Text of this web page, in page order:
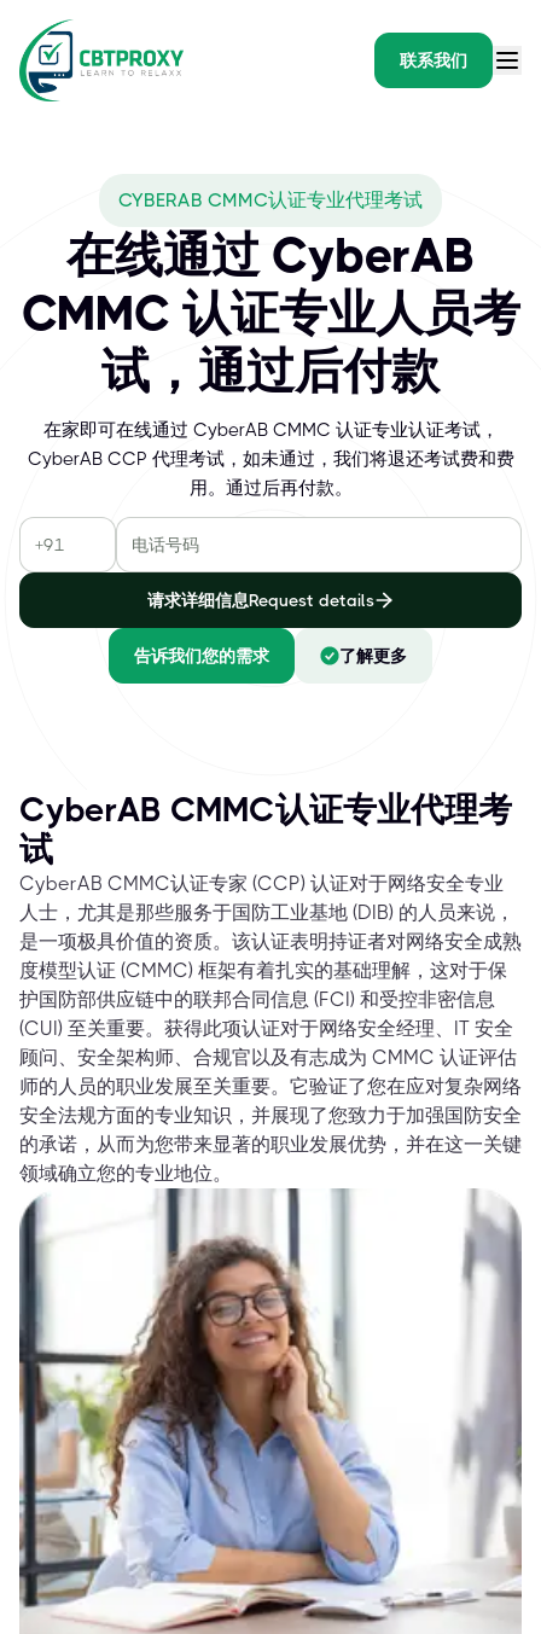
联系我们
CYBERAB CMMC认证专业代理考试
在线通过 CyberAB
CMMC 认证专业人员考
试，通过后付款
在家即可在线通过 CyberAB CMMC 认证专业认证考试，
CyberAB CCP 代理考试，如未通过，我们将退还考试费和费
用。通过后再付款。
请求详细信息Request details
告诉我们您的需求 了解更多
CyberAB CMMC认证专业代理考
试
CyberAB CMMC认证专家 (CCP) 认证对于网络安全专业
人士，尤其是那些服务于国防工业基地 (DIB) 的人员来说，
是一项极具价值的资质。该认证表明持证者对网络安全成熟
度模型认证 (CMMC) 框架有着扎实的基础理解，这对于保
护国防部供应链中的联邦合同信息 (FCI) 和受控非密信息
(CUI) 至关重要。获得此项认证对于网络安全经理、IT 安全
顾问、安全架构师、合规官以及有志成为 CMMC 认证评估
师的人员的职业发展至关重要。它验证了您在应对复杂网络
安全法规方面的专业知识，并展现了您致力于加强国防安全
的承诺，从而为您带来显著的职业发展优势，并在这一关键
领域确立您的专业地位。